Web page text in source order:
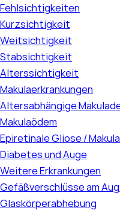
Fehlsichtigkeiten
Kurzsichtigkeit
Weitsichtigkeit
Stabsichtigkeit
Alterssichtigkeit
Makulaerkrankungen
Altersabhängige
Makulaödem
Epiretinale Gliose /
Diabetes und Auge
Weitere Erkrankungen
Gefäßverschlüsse am
Glaskörperabhebung